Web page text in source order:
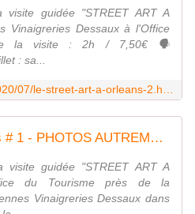
guidée "STREET ART A
Vinaigreries Dessaux à l'Office
la visite : 2h / 7,50€ 🗣
: sa...
Le Street art à Orléans # 1 - PHOTOS AUTREMENT avec Clodelle
guidée "STREET ART A
du Tourisme près de la
Vinaigreries Dessaux dans